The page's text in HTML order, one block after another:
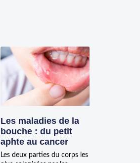
Les maladies de la
bouche : du petit
aphte au cancer
Les deux parties du corps les